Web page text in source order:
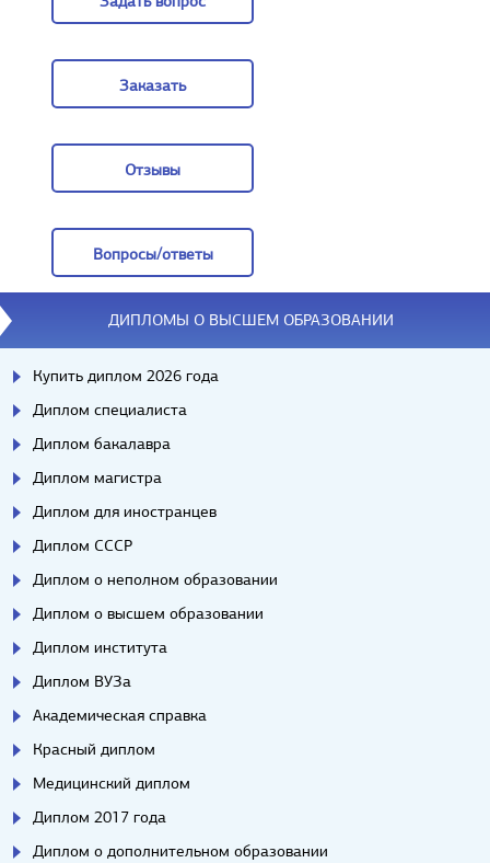
Заказать
Отзывы
Вопросы/ответы
Вопросы/ответы
ДИПЛОМЫ О ВЫСШЕМ ОБРАЗОВАНИИ
Купить диплом 2026 года
Диплом специалиста
Диплом бакалавра
Диплом магистра
Диплом для иностранцев
Диплом СССР
Диплом о неполном образовании
Диплом о высшем образовании
Диплом института
Диплом ВУЗа
Академическая справка
Красный диплом
Медицинский диплом
Диплом 2017 года
Диплом о дополнительном образовании